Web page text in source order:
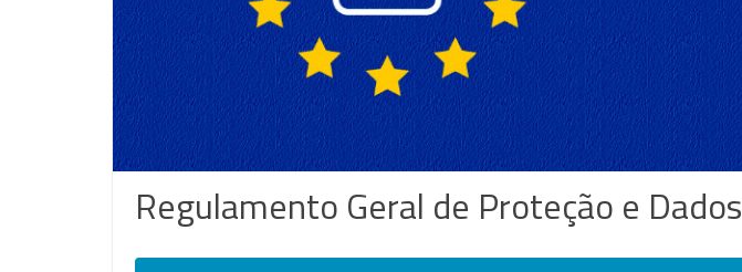
Regulamento Geral de Proteção e Dados